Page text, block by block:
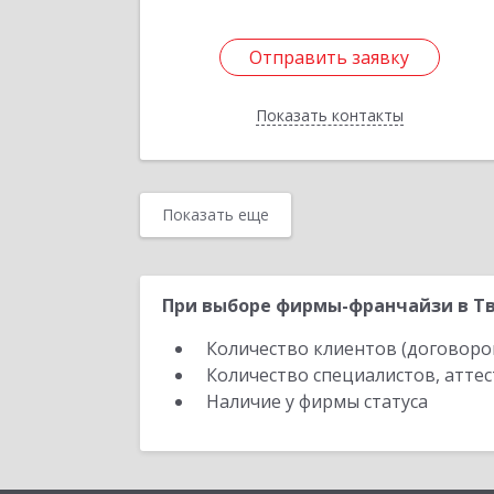
Отправить заявку
Показать контакты
Отправить заявку
Назад
Показать еще
При выборе фирмы-франчайзи в
Количество клиентов
Количество специалистов,
Наличие у фирмы статуса